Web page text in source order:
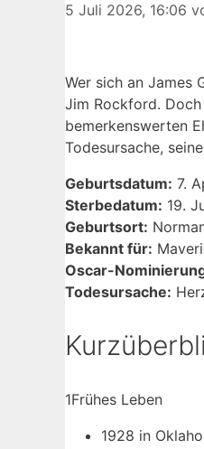
5 Juli 2026, 16:06
Wer sich an James
Jim Rockford.
bemerkenswerten
Todesursache,
Geburtsdatum: 7.
Sterbedatum: 19.
Geburtsort:
Bekannt für:
Oscar-
Todesursache:
1Frühes Leben
1928 in